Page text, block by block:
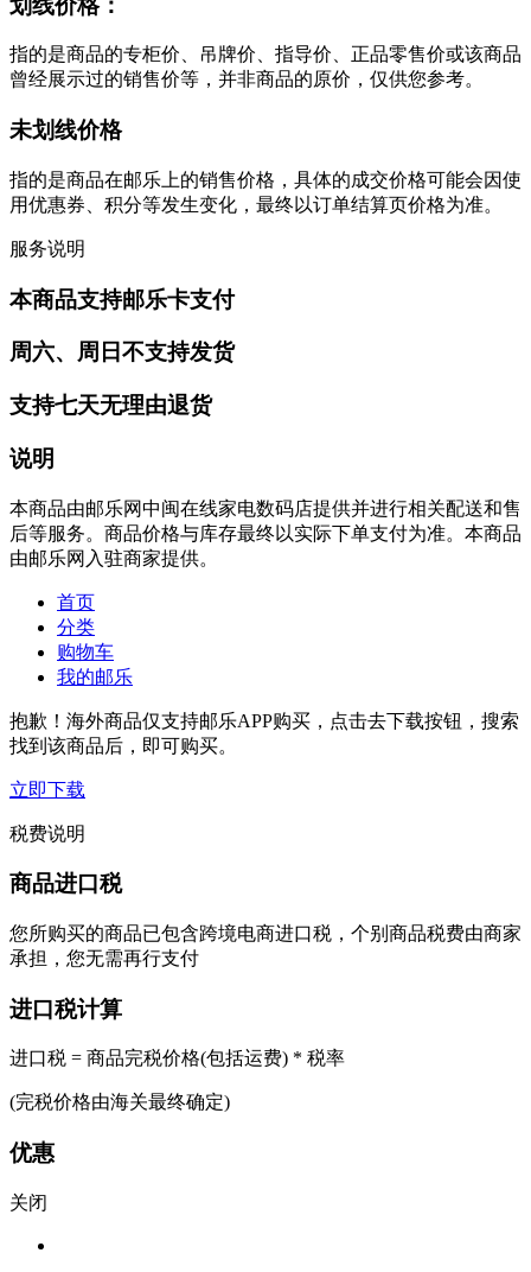
划线价格：
指的是商品的专柜价、吊牌价、指导价、正品零售价或该商品
曾经展示过的销售价等，并非商品的原价，仅供您参考。
未划线价格
指的是商品在邮乐上的销售价格，具体的成交价格可能会因使
用优惠券、积分等发生变化，最终以订单结算页价格为准。
服务说明
本商品支持邮乐卡支付
周六、周日不支持发货
支持七天无理由退货
说明
本商品由邮乐网中闽在线家电数码店提供并进行相关配送和售
后等服务。商品价格与库存最终以实际下单支付为准。本商品
由邮乐网入驻商家提供。
首页
分类
购物车
我的邮乐
抱歉！海外商品仅支持邮乐APP购买，点击去下载按钮，搜索
找到该商品后，即可购买。
立即下载
税费说明
商品进口税
您所购买的商品已包含跨境电商进口税，个别商品税费由商家
承担，您无需再行支付
进口税计算
进口税 = 商品完税价格(包括运费) * 税率
(完税价格由海关最终确定)
优惠
关闭